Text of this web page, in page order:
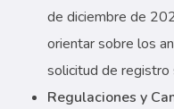
de diciembre de
orientar sobre los
solicitud de registro
Regulaciones y